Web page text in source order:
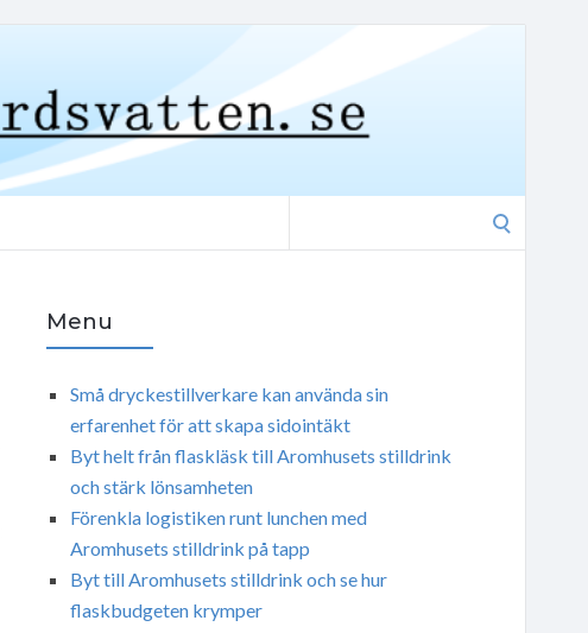
Menu
Små dryckestillverkare kan använda sin
erfarenhet för att skapa sidointäkt
Byt helt från flaskläsk till Aromhusets stilldrink
och stärk lönsamheten
Förenkla logistiken runt lunchen med
Aromhusets stilldrink på tapp
Byt till Aromhusets stilldrink och se hur
flaskbudgeten krymper